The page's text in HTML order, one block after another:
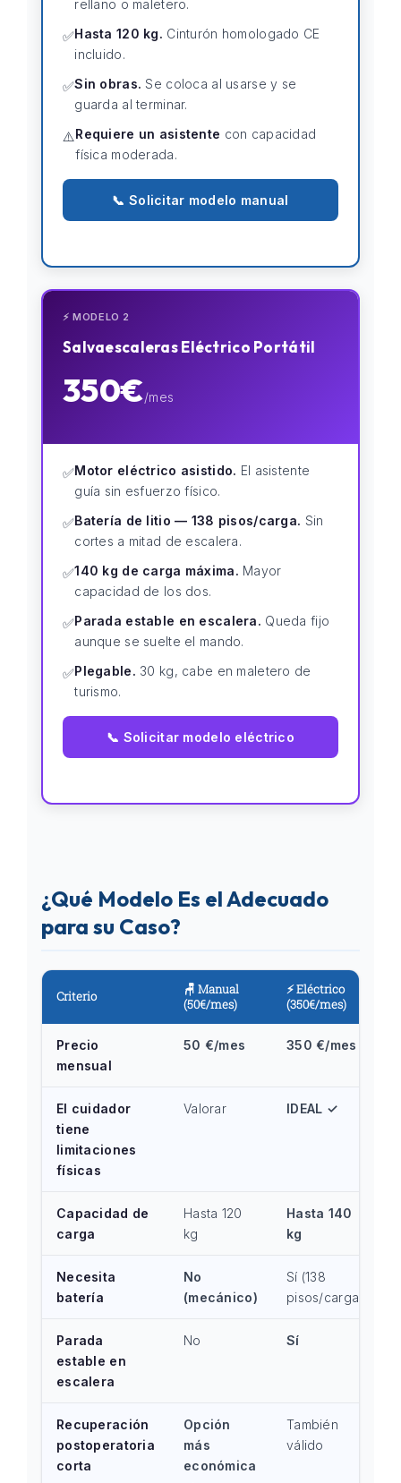
rellano o maletero.
✅Hasta 120 kg. Cinturón homologado CE
incluido.
✅Sin obras. Se coloca al usarse y se
guarda al terminar.
⚠️Requiere un asistente con capacidad
física moderada.
📞 Solicitar modelo manual
⚡ MODELO 2
Salvaescaleras Eléctrico Portátil
350€/mes
✅Motor eléctrico asistido. El asistente
guía sin esfuerzo físico.
✅Batería de litio — 138 pisos/carga. Sin
cortes a mitad de escalera.
✅140 kg de carga máxima. Mayor
capacidad de los dos.
✅Parada estable en escalera. Queda fijo
aunque se suelte el mando.
✅Plegable. 30 kg, cabe en maletero de
turismo.
📞 Solicitar modelo eléctrico
¿Qué Modelo Es el Adecuado
para su Caso?
Criterio
🪑 Manual
(50€/mes)
⚡ Eléctrico
(350€/mes)
Precio
mensual
50 €/mes 350 €/mes
El cuidador
tiene
limitaciones
físicas
Valorar IDEAL ✓
Capacidad de
carga
Hasta 120
kg
Hasta 140
kg
Necesita
batería
No
(mecánico)
Sí (138
pisos/carga)
Parada
estable en
escalera
No Sí
Recuperación
postoperatoria
corta
Opción
más
económica
También
válido